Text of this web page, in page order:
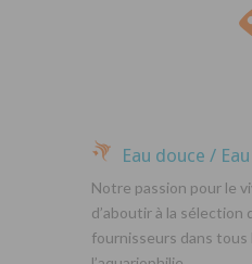
Eau douce /
Notre passion pour le
d’aboutir à la sélection
fournisseurs dans tous